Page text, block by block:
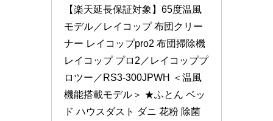
【楽天延長保証対象】65度温風
モデル／レイコップ 布団クリー
ナー レイコップpro2 布団掃除機
レイコップ プロ2／レイコッププ
ロツー／RS3-300JPWH ＜温風
機能搭載モデル＞ ★ふとん ベッ
ド ハウスダスト ダニ 花粉 除菌